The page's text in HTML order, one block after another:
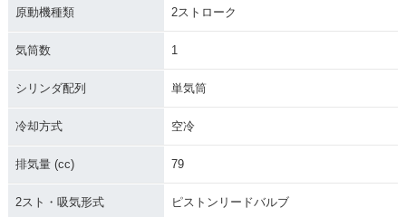
原動機種類 2ストローク
気筒数 1
シリンダ配列 単気筒
冷却方式 空冷
排気量 (cc) 79
2スト・吸気形式 ピストンリードバルブ